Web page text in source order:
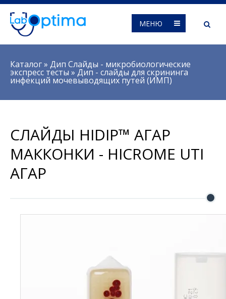
МЕНЮ
Вы здесь
Каталог» Дип Слайды - микробиологические
экспресс тесты » Дип - слайды для скрининга
инфекций мочевыводящих путей (ИМП)
СЛАЙДЫ HIDIP™ АГАР
МАККОНКИ - HICROME UTI
АГАР